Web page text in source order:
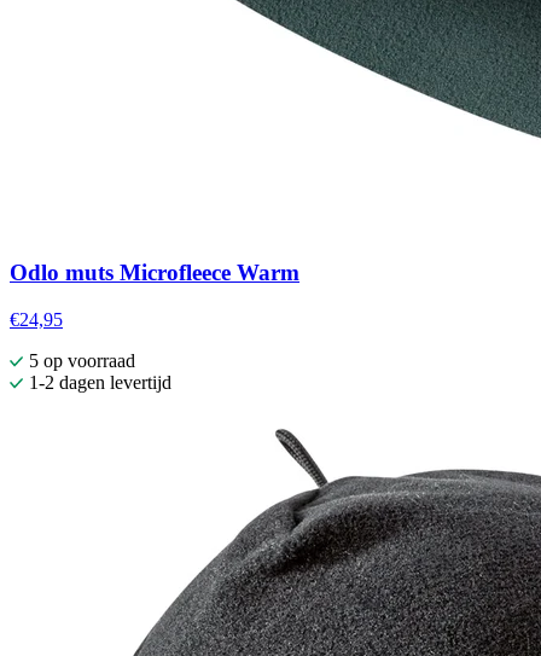
Odlo muts Microfleece Warm
€24,95
5 op voorraad
1-2 dagen levertijd